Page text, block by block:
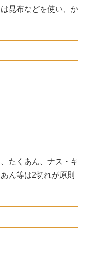
昆布などを使い、か
たくあん、ナス・キ
ん等は2切れが原則